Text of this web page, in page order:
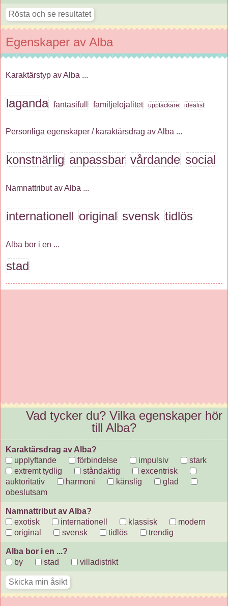
Egenskaper av Alba
Karaktärstyp av Alba ...
laganda fantasifull familjelojalitet upptäckare idealist
Personliga egenskaper / karaktärsdrag av Alba ...
konstnärlig anpassbar vårdande social
Namnattribut av Alba ...
internationell original svensk tidlös
Alba bor i en ...
stad
Vad tycker du? Vilka egenskaper hör
till Alba?
Karaktärsdrag av Alba?
upplyftande
förbindelse impulsiv
stark
extremt tydlig
ståndaktig
excentrisk
auktoritativ
harmoni känslig
glad
obeslutsam
Namnattribut av Alba?
exotisk
internationell klassisk
modern
original
svensk tidlös trendig
Alba bor i en ...?
by
stad villadistrikt